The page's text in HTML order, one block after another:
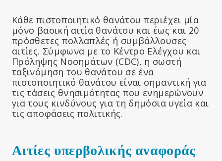
Κάθε πιστοποιητικό θανάτου περιέχει μία
μόνο βασική αιτία θανάτου και έως και 20
πρόσθετες πολλαπλές ή συμβάλλουσες
αιτίες. Σύμφωνα με το Κέντρο Ελέγχου και
Πρόληψης Νοσημάτων (CDC), η σωστή
ταξινόμηση του θανάτου σε ένα
πιστοποιητικό θανάτου είναι σημαντική για
τις τάσεις θνησιμότητας που ενημερώνουν
για τους κινδύνους για τη δημόσια υγεία και
τις αποφάσεις πολιτικής.
Αιτίες υπερβολικής αναφοράς